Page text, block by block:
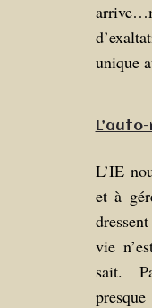
unique
L’IE
et à
vie
sait.